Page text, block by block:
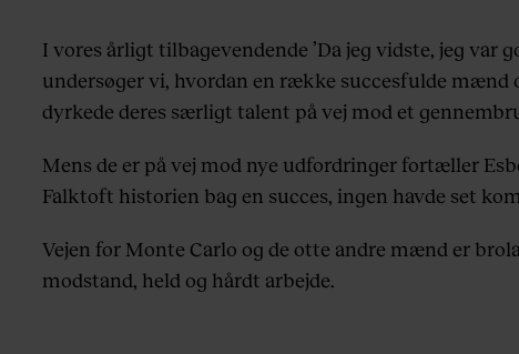
I vores årligt tilbagevendende ’Da jeg vidste, jeg var
undersøger vi, hvordan en række succesfulde mænd
dyrkede deres særligt talent på vej mod et
Mens de er på vej mod nye udfordringer fortæller
Falktoft historien bag en succes, ingen havde set
Vejen for Monte Carlo og de otte andre mænd er
modstand, held og hårdt arbejde.